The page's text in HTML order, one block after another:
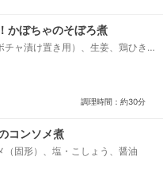
かぼちゃのそぼろ煮
チャ漬け置き用）、生姜、鶏ひき
糖、水溶き片栗粉（水２：１片
調理時間：約30分
コンソメ煮
（固形）、塩・こしょう、醤油